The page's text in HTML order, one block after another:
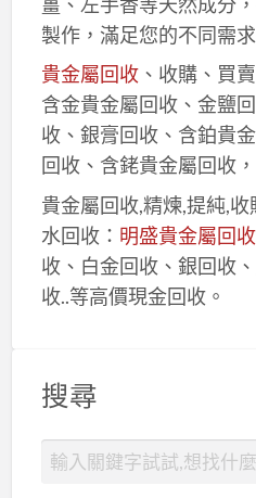
製作，滿足您的不同需求
貴金屬回收、收購、買
含金貴金屬回收、金鹽
收、銀膏回收、含鉑貴
回收、含銠貴金屬回收
貴金屬回收,精煉,提純,
水回收： 明盛貴金屬回收
收、白金回收、銀回收
收..等高價現金回收。
搜尋